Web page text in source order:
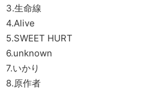
3.生命線
4.Alive
5.SWEET HURT
6.unknown
7.いかり
8.原作者